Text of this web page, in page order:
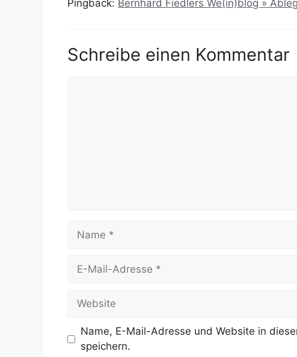
Pingback: Bernhard Fiedlers We(in)blog »
Schreibe einen Kommentar
Name
Website
Name, E-Mail-Adresse und Website in
speichern.